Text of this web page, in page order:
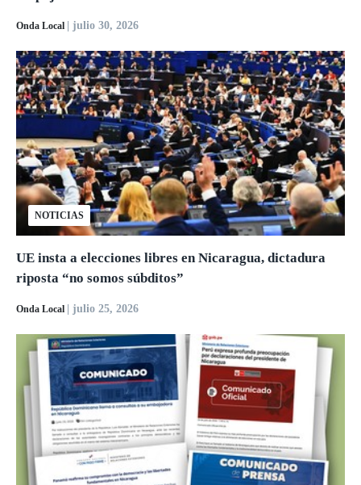
Onda Local | julio 30, 2026
NOTICIAS
UE insta a elecciones libres en Nicaragua, dictadura
riposta “no somos súbditos”
Onda Local | julio 25, 2026